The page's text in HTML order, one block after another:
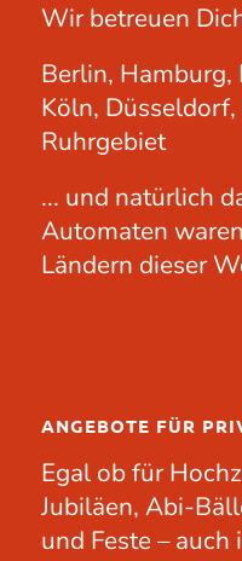
Wir betreuen
Berlin,
Köln,
Ruhrgebiet
... und natürlich
Automaten
Ländern dieser
ANGEBOTE FÜR
Egal ob für
Jubiläen, Abi-
und Feste –